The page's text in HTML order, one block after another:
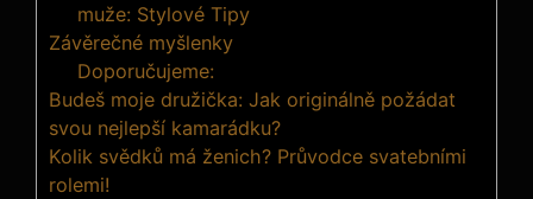
muže: Stylové Tipy
Závěrečné myšlenky
Doporučujeme:
Budeš moje družička: Jak originálně požádat
svou nejlepší kamarádku?
Kolik svědků má ženich? Průvodce svatebními
rolemi!